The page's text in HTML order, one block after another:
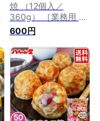
焼 （12個入／
360g） ［業務用 た
こ焼き お子様 おや
つ 冷凍 八ちゃん堂
冷凍たこ焼き 冷凍食
品 おつまみ ビール
惣菜 九州 国産 通販
はっちゃん］
600円